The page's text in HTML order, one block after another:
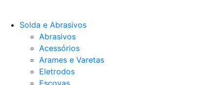
Solda e Abrasivos
Abrasivos
Acessórios
Arames e Varetas
Eletrodos